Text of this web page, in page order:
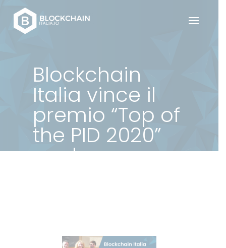
Blockchain
Italia vince il
premio “Top of
the PID 2020”
per la